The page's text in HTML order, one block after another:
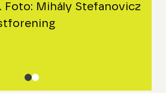
Mihály Stefanovicz